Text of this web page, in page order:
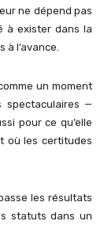
ne dépend pas
à exister dans la
à l’avance.
un moment
spectaculaires —
pour ce qu’elle
où les certitudes
les résultats
statuts dans un